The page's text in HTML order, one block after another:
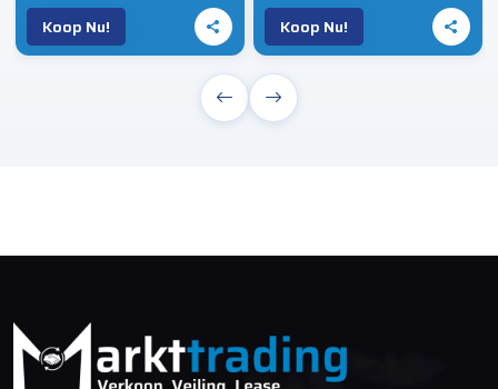
Koop Nu! Koop Nu!